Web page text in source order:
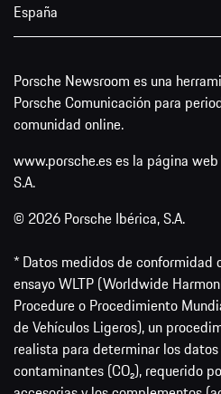
España
Porsche Newsroom es una
Porsche Comunicación para
comunidad online.
www.porsche.es es la página
S.A.
© 2026 Porsche Ibérica, S.A.
* Datos medidos de conformidad
ensayo WLTP (Worldwide
Procedure o Procedimiento
de Vehículos Ligeros), un
realista para determinar los
contaminantes (CO₂), requerido